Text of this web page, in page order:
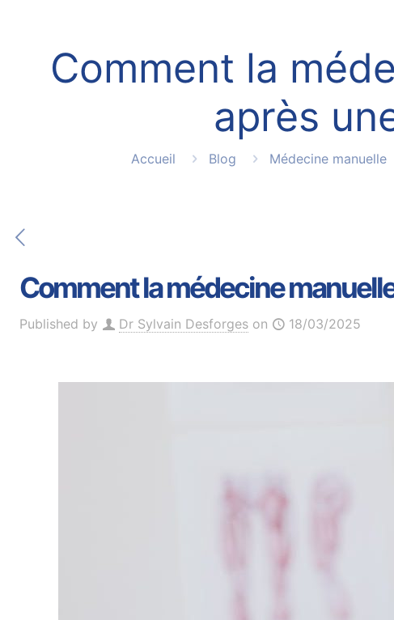
Comment la
après
Accueil Blog Médecine manuelle
Comment la médecine
Published by Dr Sylvain Desforges on 18/03/2025